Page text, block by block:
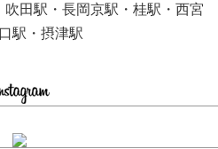
田駅・長岡京駅・桂駅・西宮
駅・摂津駅